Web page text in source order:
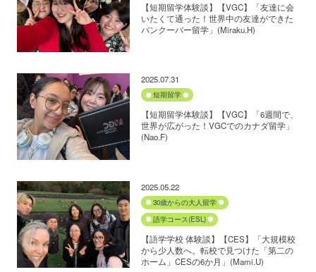
【短期留学体験談】【VGC】「友達に会
いたくて通った！世界中の友達ができた
バンクーバー留学」(Miraku.H)
2025.07.31
短期留学
【短期留学体験談】【VGC】「6週間で、
世界が広がった！VGCでのカナダ留学」
(Nao.F)
2025.05.22
30歳からの大人留学
語学コース(ESL)
【語学学校 体験談】【CES】「大規模校
から少人数へ。転校で見つけた「第二の
ホーム」CESの6か月」(Mami.U)